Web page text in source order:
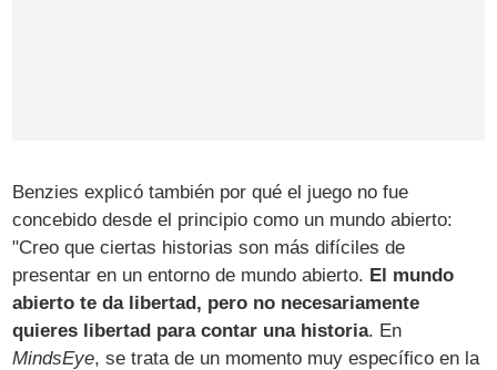
Benzies explicó también por qué el juego no fue
concebido desde el principio como un mundo abierto:
"Creo que ciertas historias son más difíciles de
presentar en un entorno de mundo abierto. El mundo
abierto te da libertad, pero no necesariamente
quieres libertad para contar una historia. En
MindsEye, se trata de un momento muy específico en la